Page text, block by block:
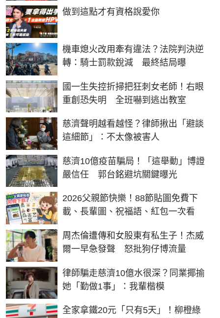
做到這點才有資格說愛你
PR
機車熄火改用牽有違法？法院判決逆
轉：騎士罰款銳減 最終結局曝
國一生失控折掃把狂刺女老師！右眼
重創恐失明 全班嚇到逃出教室
慈濟聲明越看越怪？律師揪出「避談
這細節」：不太像被害人
慈濟10億疫苗騙局！「這舉動」博證
嚴信任 郭台銘避坑關鍵曝光
2026父親節快樂！88節貼圖免費下
載、長輩圖、祝福語、紅包一次看
周杰倫遭傳和女股東有私生子！杰威
爾一早急發聲 怒批狗仔博流量
律師騙走慈濟10億水很深？同業揶揄
她「勤做1事」：我輩楷模
全家拿鐵20元「只有5天」！柳橙綠